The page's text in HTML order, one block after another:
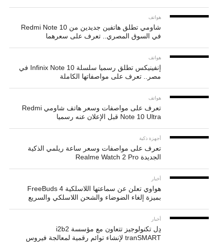
هواتف
شاومي تطلق هاتفين جديدين من Redmi Note 10
في السوق المصري.. تعرف على سعرهما
هواتف
إنفينيكس تطلق رسميا سلسلة Infinix Note 10 في
مصر.. تعرف على مواصفاتها الكاملة
هواتف
تعرف على مواصفات وسعر هاتف شاومي Redmi
Note 10 Ultra قبل الإعلان عنه رسميا
أجهزة ذكية
تعرف على مواصفات وسعر ساعة ريلمي الذكية
الجديدة Realme Watch 2 Pro
أخبار
هواوي تعلن عن سماعتها اللاسلكية FreeBuds 4
بميزة إلغاء الضوضاء والشحن اللاسلكي والسريع
أخبار
دِل تكنولوجيز تتعاون مع مؤسسة i2b2
tranSMART لإنشاء توائم رقمية لمعالجة فيروس